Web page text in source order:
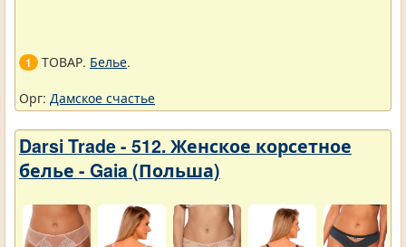
1 ТОВАР. Белье.
Орг: Дамское счастье
Darsi Trade - 512. Женское корсетное
белье - Gaia (Польша)